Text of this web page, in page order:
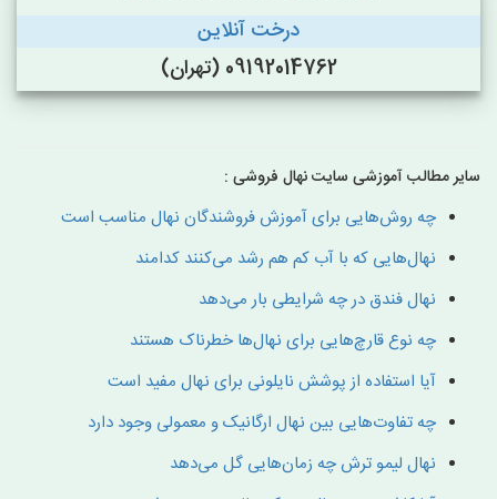
درخت آنلاین
09192014762 (تهران)
سایر مطالب آموزشی سایت نهال فروشی :
چه روش‌هایی برای آموزش فروشندگان نهال مناسب است
نهال‌هایی که با آب کم هم رشد می‌کنند کدامند
نهال فندق در چه شرایطی بار می‌دهد
چه نوع قارچ‌هایی برای نهال‌ها خطرناک هستند
آیا استفاده از پوشش نایلونی برای نهال مفید است
چه تفاوت‌هایی بین نهال ارگانیک و معمولی وجود دارد
نهال لیمو ترش چه زمان‌هایی گل می‌دهد